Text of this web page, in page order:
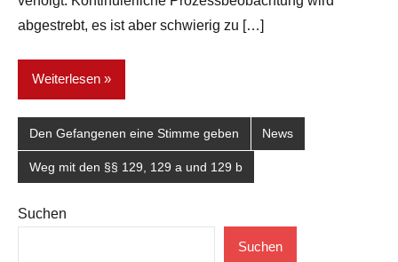
abgestrebt, es ist aber schwierig zu […]
Weiterlesen
Den Gefangenen eine Stimme geben News
Weg mit den §§ 129, 129 a und 129 b
Suchen
Suchen